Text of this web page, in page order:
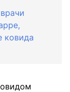
ковида